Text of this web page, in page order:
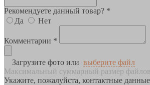
Рекомендуете данный товар? *
Да
Нет
Комментарии *
Загрузите фото или выберите файл
Максимальный суммарный размер
Укажите, пожалуйста, контактные данные